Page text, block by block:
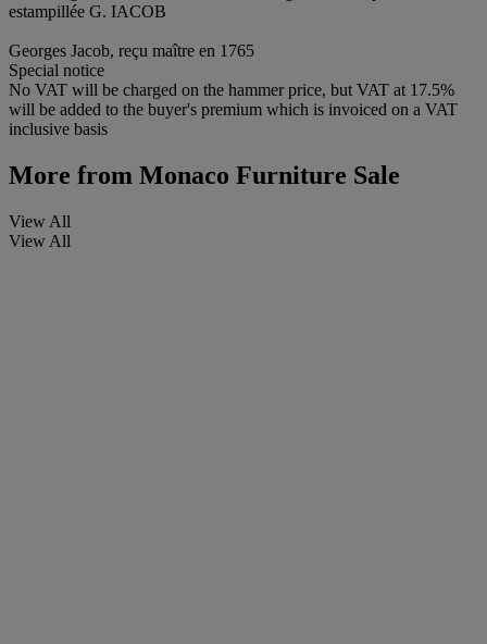
estampillée G. IACOB
Georges Jacob, reçu maître en 1765
Special notice
No VAT will be charged on the hammer price, but VAT at 17.5%
will be added to the buyer's premium which is invoiced on a VAT
inclusive basis
More from Monaco Furniture Sale
View All
View All